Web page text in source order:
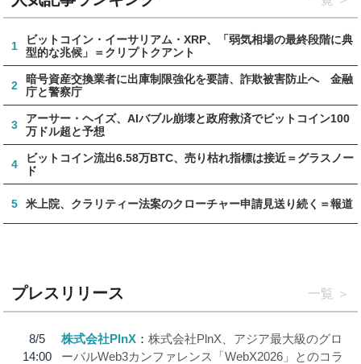
1
ビットコイン・イーサリアム・XRP、「弱気相場の最終段階に典
型的な兆候」＝クリプトクアント
2
暗号資産交換業者に出庫制限強化を要請、詐欺被害防止へ 金融
庁と警察庁
3
アーサー・ヘイズ、AIバブル崩壊と政府救済でビットコイン100
万ドル超と予想
4
ビットコイン流出6.58万BTC、売り枯れ指標は接近＝グラスノー
ド
5 米上院、クラリティー法案のクローチャー申請見送り続く＝報道
プレスリリース 一覧
8/5
14:00
株式会社PlnX
株式会社PlnX、アジア最大級のグロ
ーバルWeb3カンファレンス「WebX2026」とのコラ